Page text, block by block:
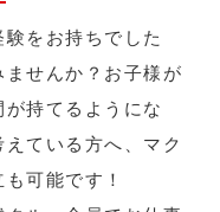
をお持ちでした
せんか？お子様が
持てるようにな
ている方へ、マク
可能です！